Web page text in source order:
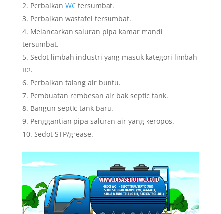
Perbaikan WCtersumbat.
Perbaikan wastafel tersumbat.
Melancarkan saluran pipa kamar mandi
tersumbat.
Sedot limbah industri yang masuk kategori limbah
B2.
Perbaikan talang air buntu.
Pembuatan rembesan air bak septic tank.
Bangun septic tank baru.
Penggantian pipa saluran air yang keropos.
Sedot STP/grease.